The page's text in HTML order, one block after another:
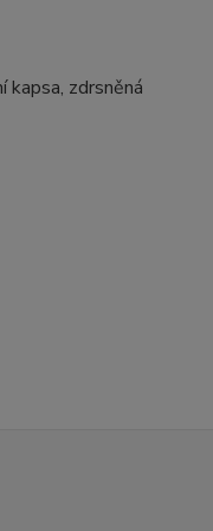
kapsa, zdrsněná